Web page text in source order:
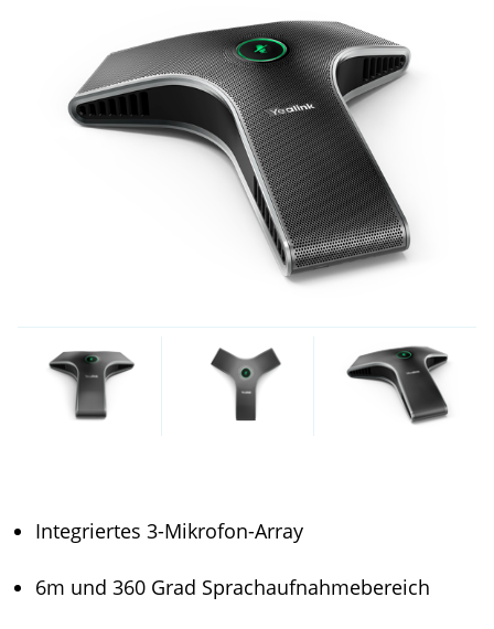
Integriertes 3-Mikrofon-Array
6m und 360 Grad Sprachaufnahmebereich